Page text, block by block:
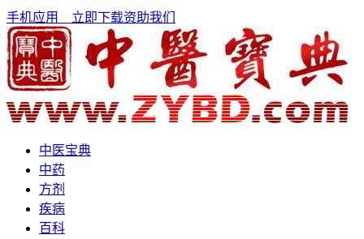
手机应用 立即下载资助我们
中医宝典
中药
方剂
疾病
百科